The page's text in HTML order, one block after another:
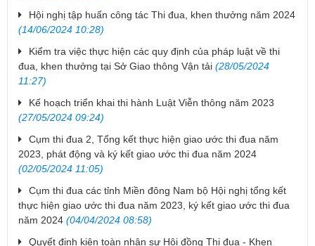
Hội nghị tập huấn công tác Thi đua, khen thưởng năm 2024
(14/06/2024 10:28)
Kiểm tra việc thực hiện các quy định của pháp luật về thi
đua, khen thưởng tại Sở Giao thông Vận tải (28/05/2024
11:27)
Kế hoạch triển khai thi hành Luật Viễn thông năm 2023
(27/05/2024 09:24)
Cụm thi đua 2, Tổng kết thực hiện giao ước thi đua năm
2023, phát động và ký kết giao ước thi đua năm 2024
(02/05/2024 11:05)
Cụm thi đua các tỉnh Miền đông Nam bộ Hội nghị tổng kết
thực hiện giao ước thi đua năm 2023, ký kết giao ước thi đua
năm 2024 (04/04/2024 08:58)
Quyết định kiện toàn nhân sự Hội đồng Thi đua - Khen